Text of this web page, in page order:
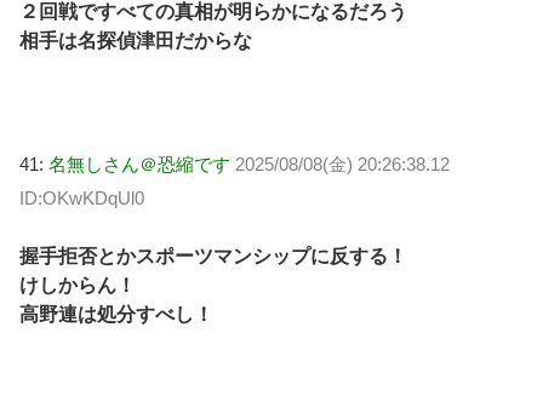
２回戦ですべての真相が明らかになるだろう
相手は名探偵津田だからな
41: 名無しさん＠恐縮です 2025/08/08(金) 20:26:38.12
ID:OKwKDqUl0
握手拒否とかスポーツマンシップに反する！
けしからん！
高野連は処分すべし！